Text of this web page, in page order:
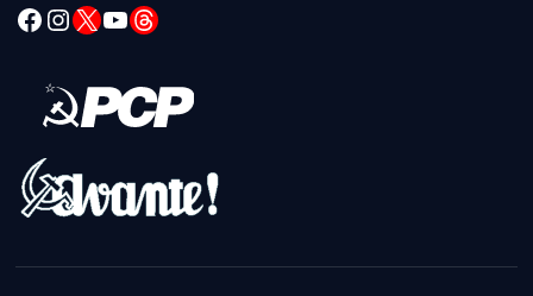
Facebook
Instagram
X YouTube
Threads